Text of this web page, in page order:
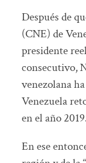
Después de
(CNE) de
presidente
consecutivo,
venezolana
Venezuela
en el año
En ese